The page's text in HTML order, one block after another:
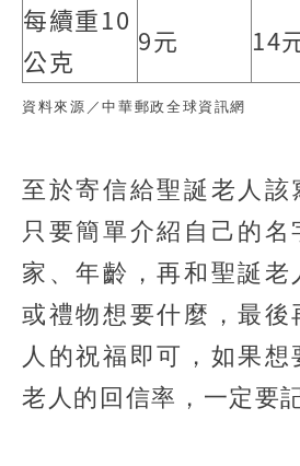
每續重10
公克
9元 14
資料來源／中華郵政全球資訊網
至於寄信給聖誕老人該
只要簡單介紹自己的名
家、年齡，再和聖誕老
或禮物想要什麼，最後
人的祝福即可，如果想
老人的回信率，一定要